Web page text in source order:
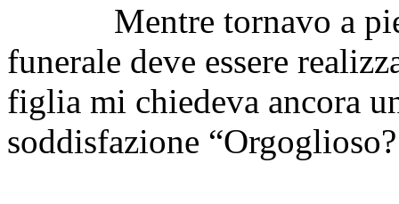
Mentre tornavo a
funerale deve essere
figlia mi chiedeva ancora
soddisfazione